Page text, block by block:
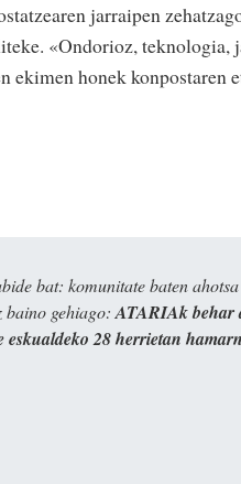
jarraipen
«Ondorioz, teknologia,
ekimen honek
bat: komunitate baten
baino gehiago: ATARIAk behar
eskualdeko 28 herrietan